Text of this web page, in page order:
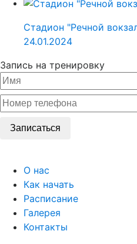
Стадион "Речной
24.01.2024
Запись на тренировку
Записаться
О нас
Как начать
Расписание
Галерея
Контакты